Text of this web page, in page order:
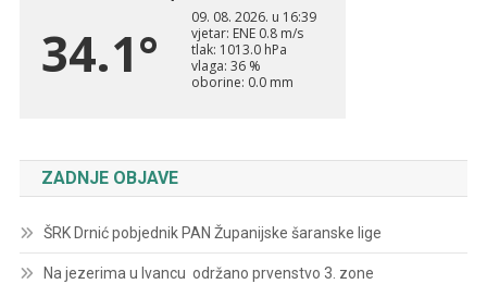
ZADNJE OBJAVE
ŠRK Drnić pobjednik PAN Županijske šaranske lige
Na jezerima u Ivancu održano prvenstvo 3. zone